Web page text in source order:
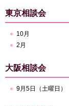
東京相談会
10月
2月
大阪相談会
9月5日（土曜日）